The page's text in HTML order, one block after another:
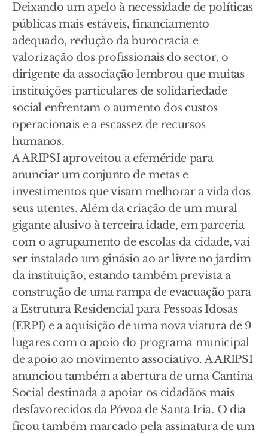
Deixando um apelo à necessidade de políticas
públicas mais estáveis, financiamento
adequado, redução da burocracia e
valorização dos profissionais do sector, o
dirigente da associação lembrou que muitas
instituições particulares de solidariedade
social enfrentam o aumento dos custos
operacionais e a escassez de recursos
humanos.
A ARIPSI aproveitou a efeméride para
anunciar um conjunto de metas e
investimentos que visam melhorar a vida dos
seus utentes. Além da criação de um mural
gigante alusivo à terceira idade, em parceria
com o agrupamento de escolas da cidade, vai
ser instalado um ginásio ao ar livre no jardim
da instituição, estando também prevista a
construção de uma rampa de evacuação para
a Estrutura Residencial para Pessoas Idosas
(ERPI) e a aquisição de uma nova viatura de 9
lugares com o apoio do programa municipal
de apoio ao movimento associativo. A ARIPSI
anunciou também a abertura de uma Cantina
Social destinada a apoiar os cidadãos mais
desfavorecidos da Póvoa de Santa Iria. O dia
ficou também marcado pela assinatura de um